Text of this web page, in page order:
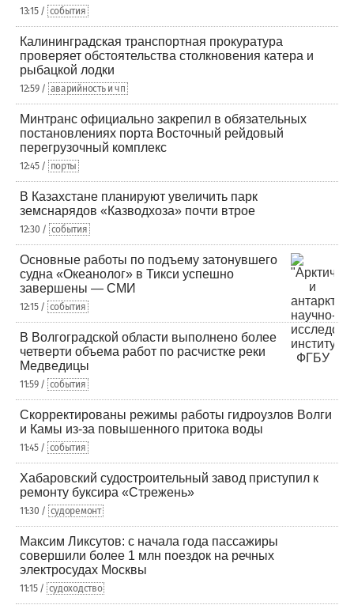
13:15 / события
Калининградская транспортная прокуратура
проверяет обстоятельства столкновения катера и
рыбацкой лодки
12:59 / аварийность и чп
Минтранс официально закрепил в обязательных
постановлениях порта Восточный рейдовый
перегрузочный комплекс
12:45 / порты
В Казахстане планируют увеличить парк
земснарядов «Казводхоза» почти втрое
12:30 / события
Основные работы по подъему затонувшего
судна «Океанолог» в Тикси успешно
завершены — СМИ
12:15 / события
В Волгоградской области выполнено более
четверти объема работ по расчистке реки
Медведицы
11:59 / события
Скорректированы режимы работы гидроузлов Волги
и Камы из-за повышенного притока воды
11:45 / события
Хабаровский судостроительный завод приступил к
ремонту буксира «Стрежень»
11:30 / судоремонт
Максим Ликсутов: с начала года пассажиры
совершили более 1 млн поездок на речных
электросудах Москвы
11:15 / судоходство